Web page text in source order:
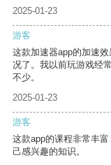
2025-01-23
游客
这款加速器app的加速
况了。我以前玩游戏经
不少。
2025-01-23
游客
这款app的课程非常丰
己感兴趣的知识。